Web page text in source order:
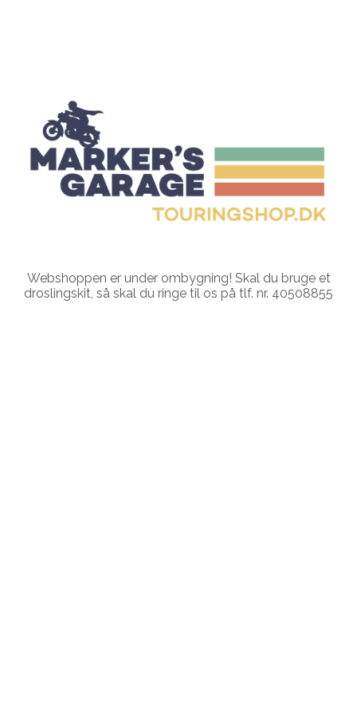
Webshoppen er under ombygning! Skal du bruge et
droslingskit, så skal du ringe til os på tlf. nr. 40508855